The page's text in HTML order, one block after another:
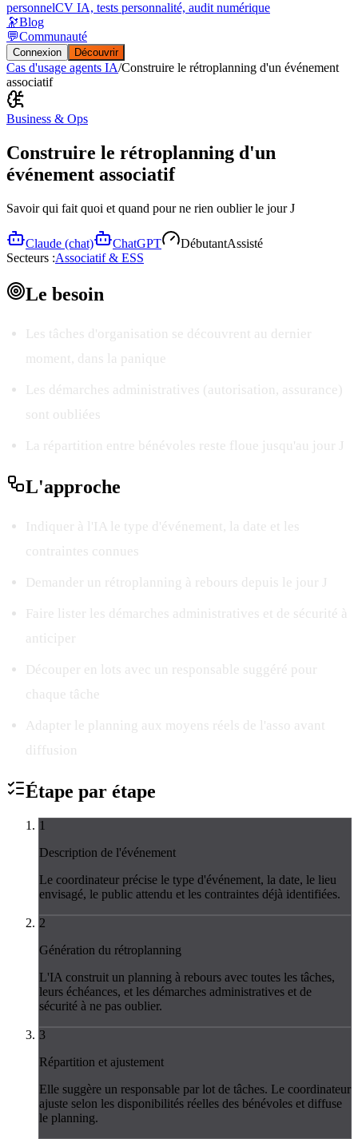
personnelCV IA, tests personnalité, audit numérique
🔭Blog
💬Communauté
Connexion Découvrir
Cas d'usage agents IA/Construire le rétroplanning d'un événement
associatif
Business & Ops
Construire le rétroplanning d'un
événement associatif
Savoir qui fait quoi et quand pour ne rien oublier le jour J
Claude (chat) ChatGPT DébutantAssisté
Secteurs :Associatif & ESS
Le besoin
Les tâches d'organisation se découvrent au dernier
moment, dans la panique
Les démarches administratives (autorisation, assurance)
sont oubliées
La répartition entre bénévoles reste floue jusqu'au jour J
L'approche
Indiquer à l'IA le type d'événement, la date et les
contraintes connues
Demander un rétroplanning à rebours depuis le jour J
Faire lister les démarches administratives et de sécurité à
anticiper
Découper en lots avec un responsable suggéré pour
chaque tâche
Adapter le planning aux moyens réels de l'asso avant
diffusion
Étape par étape
1
Description de l'événement
Le coordinateur précise le type d'événement, la date, le lieu
envisagé, le public attendu et les contraintes déjà identifiées.
2
Génération du rétroplanning
L'IA construit un planning à rebours avec toutes les tâches,
leurs échéances, et les démarches administratives et de
sécurité à ne pas oublier.
3
Répartition et ajustement
Elle suggère un responsable par lot de tâches. Le coordinateur
ajuste selon les disponibilités réelles des bénévoles et diffuse
le planning.